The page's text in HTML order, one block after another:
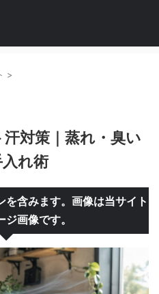
>
対策｜蒸れ・臭い
れ術
を含みます。画像は当サイト
ジ画像です。